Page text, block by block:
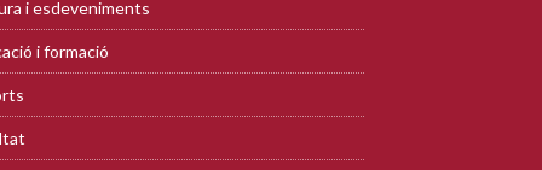
i esdeveniments
i formació